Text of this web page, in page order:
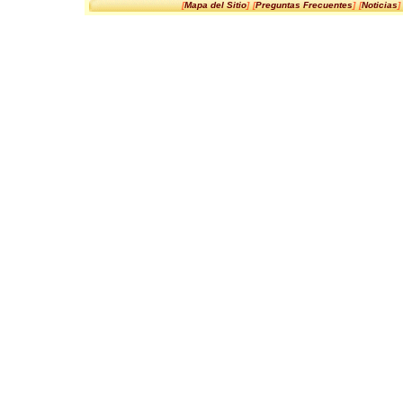
[Mapa del Sitio] [Preguntas Frecuentes] [Noticias]